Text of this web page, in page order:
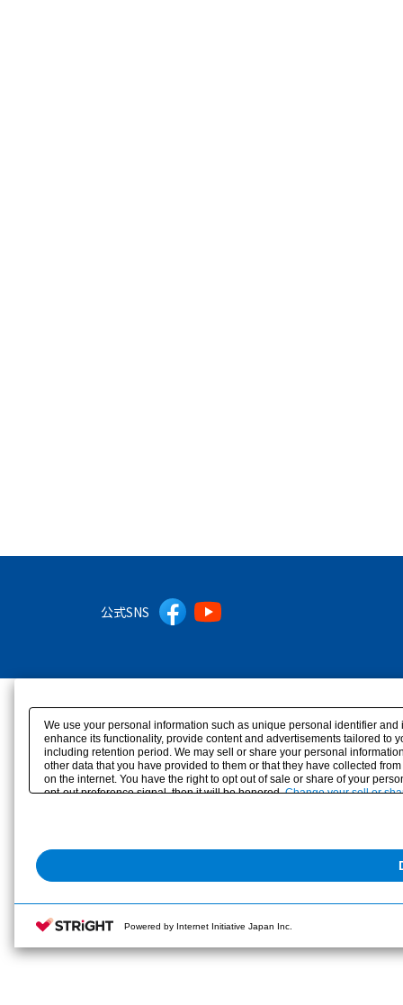
公式SNS
We use your personal information such as unique personal identifier
enhance its functionality, provide content and advertisements tailored
including retention period. We may sell or share your personal
other data that you have provided to them or that they have collected
on the internet. You have the right to opt out of sale or share of your
opt-out preference signal, then it will be honored.Change your sell or
Powered by Internet Initiative Japan Inc.